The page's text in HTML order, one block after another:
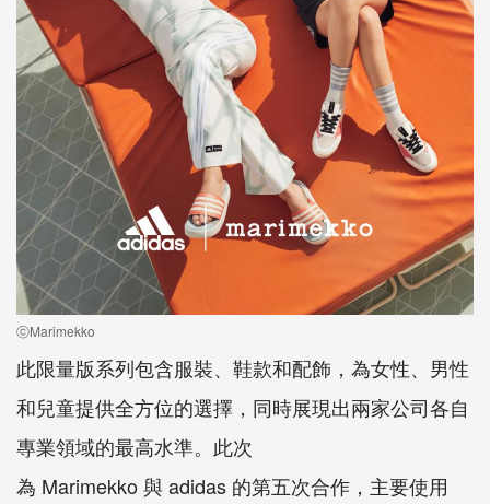
ⓒMarimekko
此限量版系列包含服裝、鞋款和配飾，為女性、男性
和兒童提供全方位的選擇，同時展現出兩家公司各自
專業領域的最高水準。此次
為 Marimekko 與 adidas 的第五次合作，主要使用